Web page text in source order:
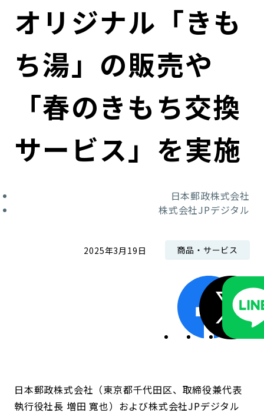
オリジナル「きも
ち湯」の販売や
「春のきもち交換
サービス」を実施
日本郵政株式会社
株式会社JPデジタル
2025年3月19日 商品・サービス
日本郵政株式会社（東京都千代田区、取締役兼代表
執行役社長 増田 寬也）および株式会社JPデジタル